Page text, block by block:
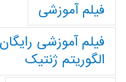
فیلم آموزشی
فیلم آموزشی
الگوریتم ژنتیک